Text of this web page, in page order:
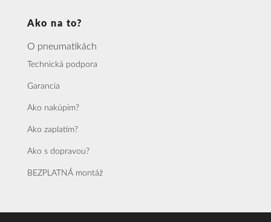
Ako na to?
O pneumatikách
Technická podpora
Garancia
Ako nakúpim?
Ako zaplatím?
Ako s dopravou?
BEZPLATNÁ montáž